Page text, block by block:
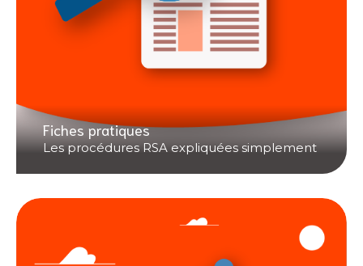
Fiches pratiques
Les procédures RSA expliquées simplement